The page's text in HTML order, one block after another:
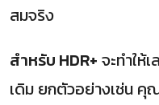
สมจริง
สำหรับ HDR+ จะทำให้
เดิม ยกตัวอย่างเช่น